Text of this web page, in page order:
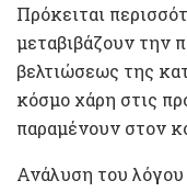
Πρόκειται
μεταβιβάζουν την
βελτιώσεως της
κόσμο χάρη στις
παραμένουν στον
Ανάλυση του